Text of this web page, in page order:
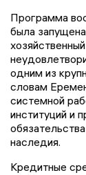
Программа
была
одним из
словам
системной
институций и
наследия.
Кредитные